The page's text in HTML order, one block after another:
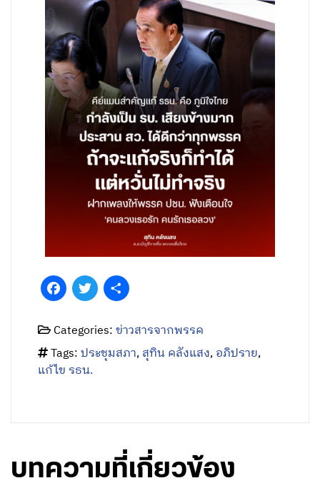
FacebookTwitter
Categories:ข่าวสารจากพรรค
Tags:ประชุมสภา,สุทิน คลังแสง,อภิปราย,
แก้ไข รธน.
บทความที่เกี่ยวข้อง